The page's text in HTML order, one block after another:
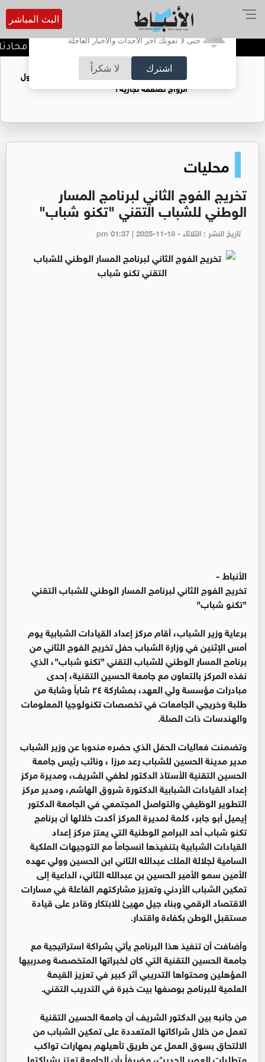
أترغب في تفعيل الإشعارات؟
حتى لا تفوتك آخر الأحداث والأخبار العاجلة
اشترك لا شكراً
البث المباشر
كيف تحافظ على خصوصية محادثاتك
فتيات يستغللنه لتحقيق مكاسب مادية.. هل تحول
الزواج لصفقة تجارية؟
محليات
تخريج الفوج الثاني لبرنامج المسار
الوطني للشباب التقني "تكنو شباب"
تاريخ النشر : الثلاثاء - pm 01:37 | 2025-11-18
الأنباط -
تخريج الفوج الثاني لبرنامج المسار الوطني للشباب التقني
"تكنو شباب"
برعاية وزير الشباب، أقام مركز إعداد القيادات الشبابية يوم
أمس الإثنين في وزارة الشباب حفل تخريج الفوج الثاني من
برنامج المسار الوطني للشباب التقني "تكنو شباب"، الذي
نفذه المركز بالتعاون مع جامعة الحسين التقنية، إحدى
مبادرات مؤسسة ولي العهد، بمشاركة ٢٤ شاباً وشابة من
طلبة وخريجي الجامعات في تخصصات تكنولوجيا المعلومات
والهندسات ذات الصلة.
وتضمنت فعاليات الحفل الذي حضره مندوبا عن وزير الشباب
مدير مدينة الحسين للشباب رعد مرزا ، ونائب رئيس جامعة
الحسين التقنية الأستاذ الدكتور لطفي الشريف، ومديرة مركز
إعداد القيادات الشبابية الدكتورة شروق الهاشم، ومدير مركز
التطوير الوظيفي والتواصل المجتمعي في الجامعة الدكتور
إيميل أبو جابر، كلمة لمديرة المركز أكدت خلالها أن برنامج
تكنو شباب أحد البرامج الوطنية التي يعتز مركز إعداد
القيادات الشبابية بتنفيذها انسجاماً مع التوجيهات الملكية
السامية لجلالة الملك عبدالله الثاني ابن الحسين وولي عهده
الأمين سمو الأمير الحسين بن عبدالله الثاني، الداعية إلى
تمكين الشباب الأردني وتعزيز مشاركتهم الفاعلة في مسارات
الاقتصاد الرقمي وبناء جيل مهيئ للابتكار وقادر على قيادة
مستقبل الوطن بكفاءة واقتدار.
وأضافت أن تنفيذ هذا البرنامج يأتي بشراكة استراتيجية مع
جامعة الحسين التقنية التي كان لخبراتها المتخصصة ومدربيها
المؤهلين ومحتواها التدريبي أثر كبير في تعزيز القيمة
العلمية للبرنامج بوصفها بيت خبرة في التدريب التقني.
من جانبه بين الدكتور الشريف أن جامعة الحسين التقنية
تعمل من خلال شراكاتها المتعددة على تمكين الشباب من
الالتحاق بسوق العمل عن طريق تأهيلهم بمهارات تواكب
متطلبات العصر الحديث، مضيفاً بأن الجامعة تعتز بشراكتها